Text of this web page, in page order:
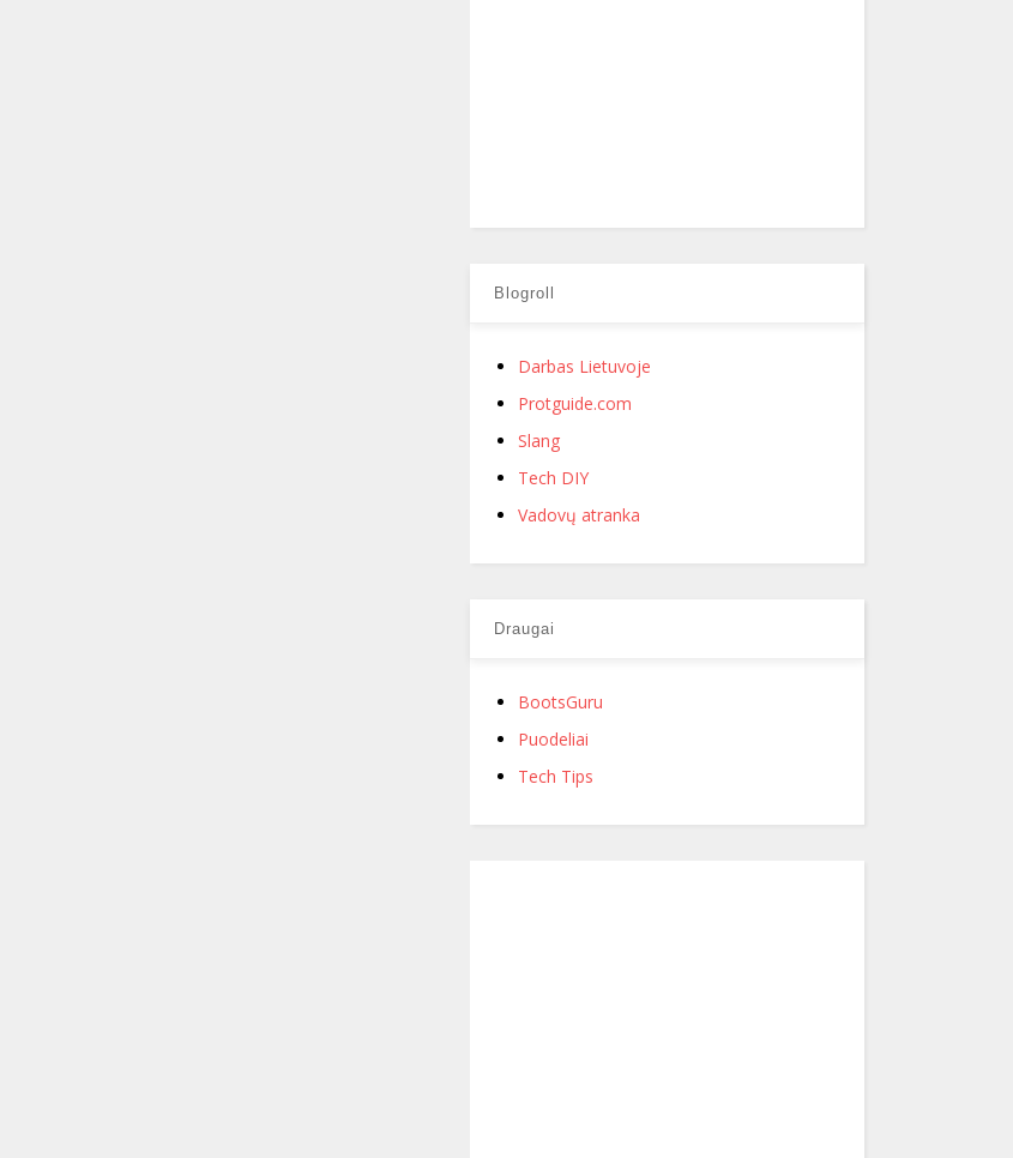
Blogroll
Darbas Lietuvoje
Protguide.com
Slang
Tech DIY
Vadovų atranka
Draugai
BootsGuru
Puodeliai
Tech Tips